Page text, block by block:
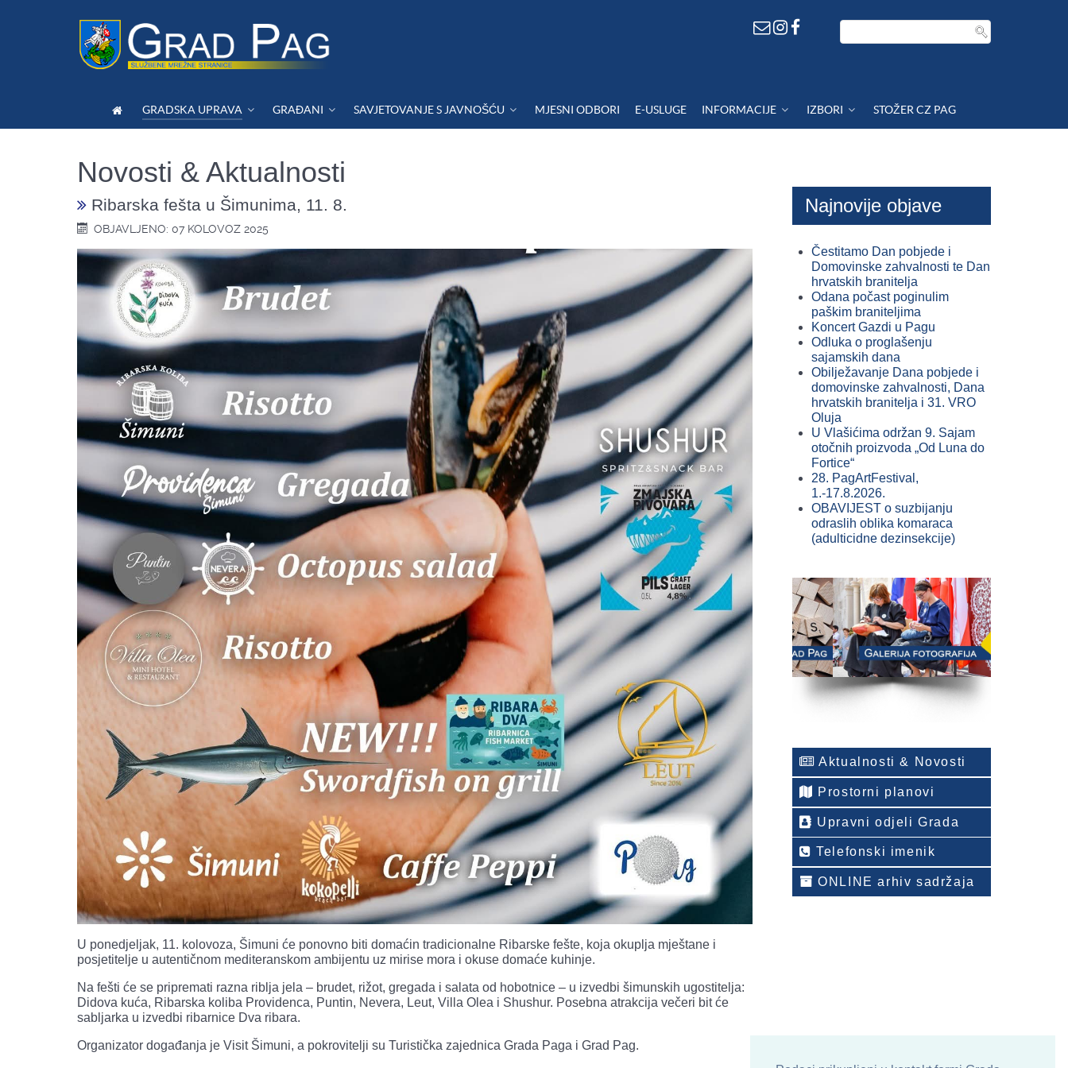
GRADSKA UPRAVA GRAĐANI SAVJETOVANJE S JAVNOŠĆU MJESNI ODBORI E-USLUGE INFORMACIJE IZBORI STOŽER CZ PAG
Novosti & Aktualnosti
Ribarska fešta u Šimunima, 11. 8.
OBJAVLJENO: 07 KOLOVOZ 2025
U ponedjeljak, 11. kolovoza, Šimuni će ponovno biti domaćin tradicionalne Ribarske fešte, koja okuplja mještane i
posjetitelje u autentičnom mediteranskom ambijentu uz mirise mora i okuse domaće kuhinje.
Na fešti će se pripremati razna riblja jela – brudet, rižot, gregada i salata od hobotnice – u izvedbi šimunskih ugostitelja:
Didova kuća, Ribarska koliba Providenca, Puntin, Nevera, Leut, Villa Olea i Shushur. Posebna atrakcija večeri bit će
sabljarka u izvedbi ribarnice Dva ribara.
Organizator događanja je Visit Šimuni, a pokrovitelji su Turistička zajednica Grada Paga i Grad Pag.
Najnovije objave
Čestitamo Dan pobjede i
Domovinske zahvalnosti te Dan
hrvatskih branitelja
Odana počast poginulim
paškim braniteljima
Koncert Gazdi u Pagu
Odluka o proglašenju
sajamskih dana
Obilježavanje Dana pobjede i
domovinske zahvalnosti, Dana
hrvatskih branitelja i 31. VRO
Oluja
U Vlašićima održan 9. Sajam
otočnih proizvoda „Od Luna do
Fortice“
28. PagArtFestival,
1.-17.8.2026.
OBAVIJEST o suzbijanju
odraslih oblika komaraca
(adulticidne dezinsekcije)
Aktualnosti & Novosti
Prostorni planovi
Upravni odjeli Grada
Telefonski imenik
ONLINE arhiv sadržaja